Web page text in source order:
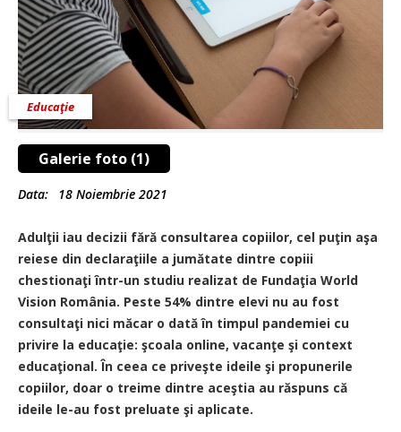
Galerie foto (1)
Educaţie
Data: 18 Noiembrie 2021
Adulţii iau decizii fără consultarea copiilor, cel puţin aşa
reiese din declaraţiile a jumătate dintre copiii
chestionaţi într-un studiu realizat de Fundaţia World
Vision România. Peste 54% dintre elevi nu au fost
consultaţi nici măcar o dată în timpul pandemiei cu
privire la educaţie: şcoala online, vacanţe şi context
educaţional. În ceea ce priveşte ideile şi propunerile
copiilor, doar o treime dintre aceştia au răspuns că
ideile le-au fost preluate şi aplicate.